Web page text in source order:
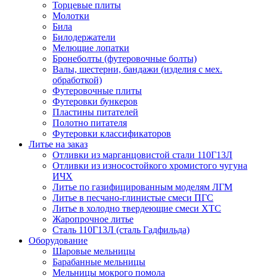
Торцевые плиты
Молотки
Била
Билодержатели
Мелющие лопатки
Бронеболты (футеровочные болты)
Валы, шестерни, бандажи (изделия с мех.
обработкой)
Футеровочные плиты
Футеровки бункеров
Пластины питателей
Полотно питателя
Футеровки классификаторов
Литье на заказ
Отливки из марганцовистой стали 110Г13Л
Отливки из износостойкого хромистого чугуна
ИЧХ
Литье по газифицированным моделям ЛГМ
Литье в песчано-глинистые смеси ПГС
Литье в холодно твердеющие смеси ХТС
Жаропрочное литье
Сталь 110Г13Л (сталь Гадфильда)
Оборудование
Шаровые мельницы
Барабанные мельницы
Мельницы мокрого помола